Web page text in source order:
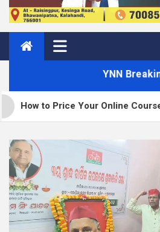
YNN
Price Your Online Course: One-